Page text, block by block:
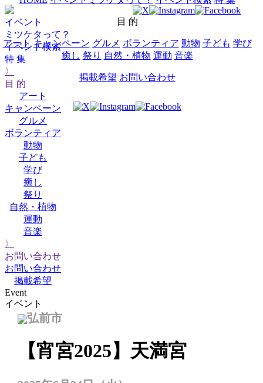
イベント
ミツケタって？
イベント検索
特 集
〉
目 的
アート
キャンペーン
グルメ
ボランティア
動物
子ども
学び
癒し
祭り
自然・植物
運動
音楽
〉
お問い合わせ
お問い合わせ
掲載希望
目 的
アート キャンペーン グルメ ボランティア 動物 子ども 学び
癒し 祭り 自然・植物 運動 音楽
掲載希望 お問い合わせ
Event
イベント
弘前市
【宵宮2025】天満宮